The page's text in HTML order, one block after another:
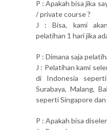
P : Apakah bisa jika
/ private course ?
J : Bisa, kami akan
pelatihan 1 hari jika
P : Dimana saja
J : Pelatihan kami
di Indonesia seperti
Surabaya, Malang,
seperti Singapore dan
P : Apakah bisa